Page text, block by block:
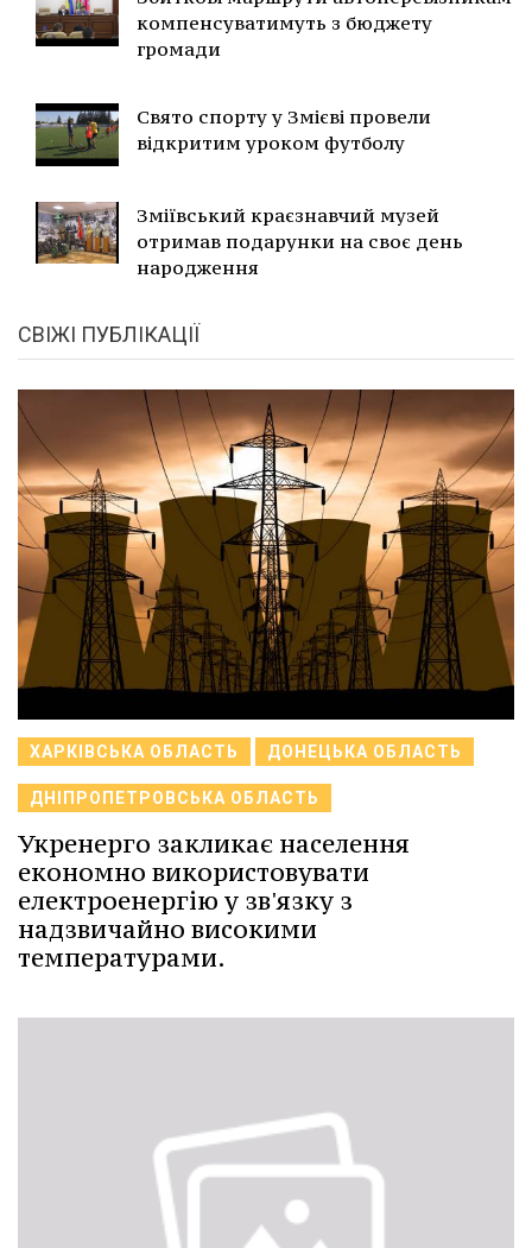
компенсуватимуть з бюджету
громади
Свято спорту у Змієві провели
відкритим уроком футболу
Зміївський краєзнавчий музей
отримав подарунки на своє день
народження
СВІЖІ ПУБЛІКАЦІЇ
ХАРКІВСЬКА ОБЛАСТЬ ДОНЕЦЬКА ОБЛАСТЬ
ДНІПРОПЕТРОВСЬКА ОБЛАСТЬ
Укренерго закликає населення
економно використовувати
електроенергію у зв'язку з
надзвичайно високими
температурами.